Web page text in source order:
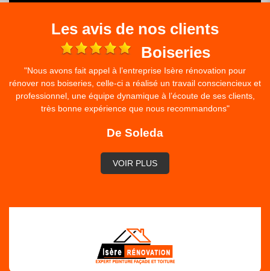
Les avis de nos clients
Boiseries
"Nous avons fait appel à l’entreprise Isère rénovation pour
rénover nos boiseries, celle-ci a réalisé un travail consciencieux et
professionnel, une équipe dynamique à l’écoute de ses clients,
très bonne expérience que nous recommandons"
De Soleda
VOIR PLUS